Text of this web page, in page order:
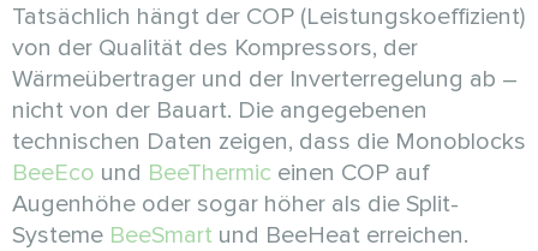
Tatsächlich hängt der COP (Leistungskoeffizient)
von der Qualität des Kompressors, der
Wärmeübertrager und der Inverterregelung ab –
nicht von der Bauart. Die angegebenen
technischen Daten zeigen, dass die Monoblocks
BeeEco und BeeThermic einen COP auf
Augenhöhe oder sogar höher als die Split-
Systeme BeeSmart und BeeHeat erreichen.